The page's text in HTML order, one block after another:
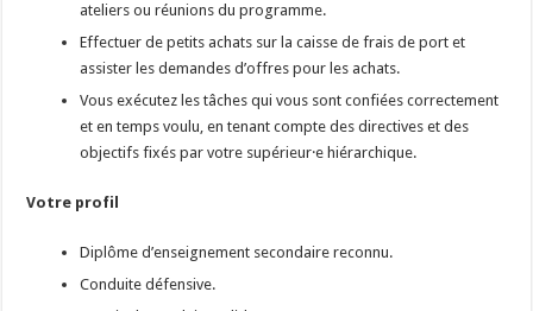
ateliers ou réunions du programme.
Effectuer de petits achats sur la caisse de frais de port et
assister les demandes d’offres pour les achats.
Vous exécutez les tâches qui vous sont confiées correctement
et en temps voulu, en tenant compte des directives et des
objectifs fixés par votre supérieur·e hiérarchique.
Votre profil
Diplôme d’enseignement secondaire reconnu.
Conduite défensive.